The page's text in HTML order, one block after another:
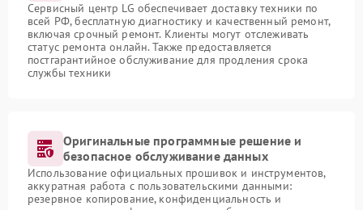
Сервисный центр LG обеспечивает доставку техники по
всей РФ, бесплатную диагностику и качественный ремонт,
включая срочный ремонт. Клиенты могут отслеживать
статус ремонта онлайн. Также предоставляется
постгарантийное обслуживание для продления срока
службы техники
Оригинальные программные решение и
безопасное обслуживание данных
Использование официальных прошивок и инструментов,
аккуратная работа с пользовательскими данными:
резервное копирование, конфиденциальность и